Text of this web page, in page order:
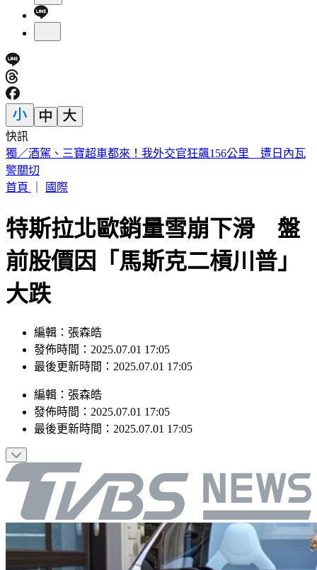
快訊
獨／駐日內瓦代表遭控貪公款、霸凌員工！外交部啟動調查
首頁｜
特斯拉北歐銷量雪崩下滑 盤
前股價因「馬斯克二槓川普」
大跌
發佈時間：2025.07.01 17:05
最後更新時間：2025.07.01 17:05
發佈時間：2025.07.01 17:05
最後更新時間：2025.07.01 17:05